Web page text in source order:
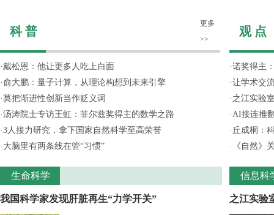
科 普
更多
>>
·戴松恩：他让更多人吃上白面
·俞大鹏：量子计算，从理论构想到未来引擎
·莫把渐进性创新当作贬义词
·汤涛院士专访王虹：菲尔兹奖得主的数学之路
·3人接力研究，拿下国家自然科学至高荣誉
· 大脑里有两条线在管“习惯”
生命科学
我国科学家发现肝脏再生“力学开关”
观 点
·诺奖得主
·让学术交
· 之江实验
·AI接连推
· 丘成桐：
·
《自然》
信息科
之江实验